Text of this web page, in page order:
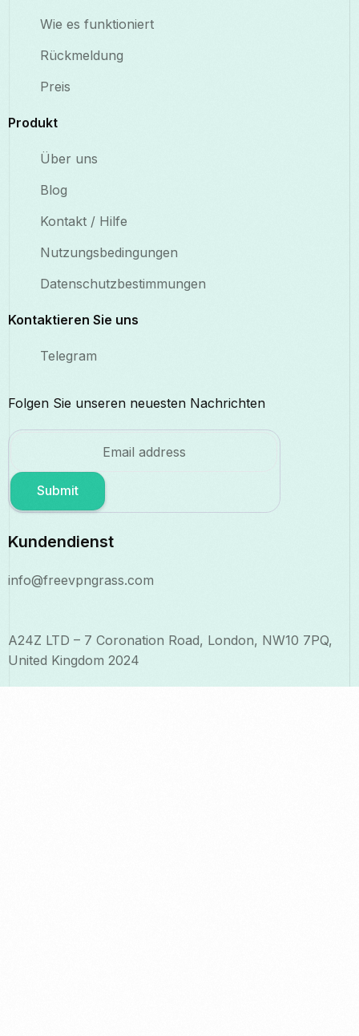
Wie es funktioniert
Rückmeldung
Preis
Produkt
Über uns
Blog
Kontakt / Hilfe
Nutzungsbedingungen
Datenschutzbestimmungen
Kontaktieren Sie uns
Telegram
Folgen Sie unseren neuesten Nachrichten
Submit
Kundendienst
info@freevpngrass.com
A24Z LTD – 7 Coronation Road, London, NW10 7PQ,
United Kingdom 2024